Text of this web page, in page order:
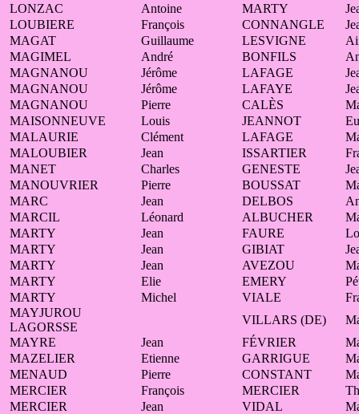
LONZAC
Antoine MARTY
LOUBIERE
François CONNANGLE
MAGAT
Guillaume LESVIGNE
MAGIMEL
André BONFILS
MAGNANOU
Jérôme LAFAGE
MAGNANOU
Jérôme LAFAYE
MAGNANOU
Pierre CALÈS
MAISONNEUVE
Louis JEANNOT
MALAURIE
Clément LAFAGE
MALOUBIER
Jean ISSARTIER
MANET
Charles GENESTE
MANOUVRIER
Pierre BOUSSAT
MARC
Jean DELBOS
MARCIL
Léonard ALBUCHER
MARTY
Jean FAURE
MARTY
Jean GIBIAT
MARTY
Jean AVEZOU
MARTY
Elie EMERY
MARTY
Michel VIALE
MAYJUROU
LAGORSSE
VILLARS (DE)
MAYRE
Jean FÉVRIER
MAZELIER
Etienne GARRIGUE
MENAUD
Pierre CONSTANT
MERCIER
François MERCIER
MERCIER
Jean VIDAL